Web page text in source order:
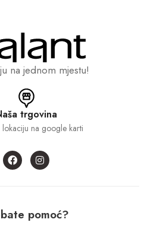
na jednom mjestu!
trgovina
na google karti
pomoć?